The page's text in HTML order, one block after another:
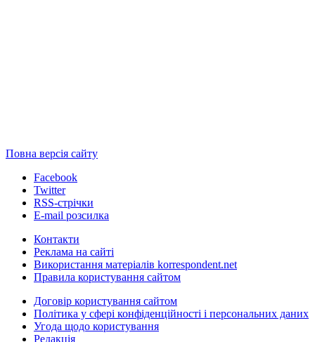
Повна версія сайту
Facebook
Twitter
RSS-стрічки
E-mail розсилка
Контакти
Реклама на сайті
Використання матеріалів korrespondent.net
Правила користування сайтом
Договір користування сайтом
Політика у сфері конфіденційності і персональних даних
Угода щодо користування
Редакція